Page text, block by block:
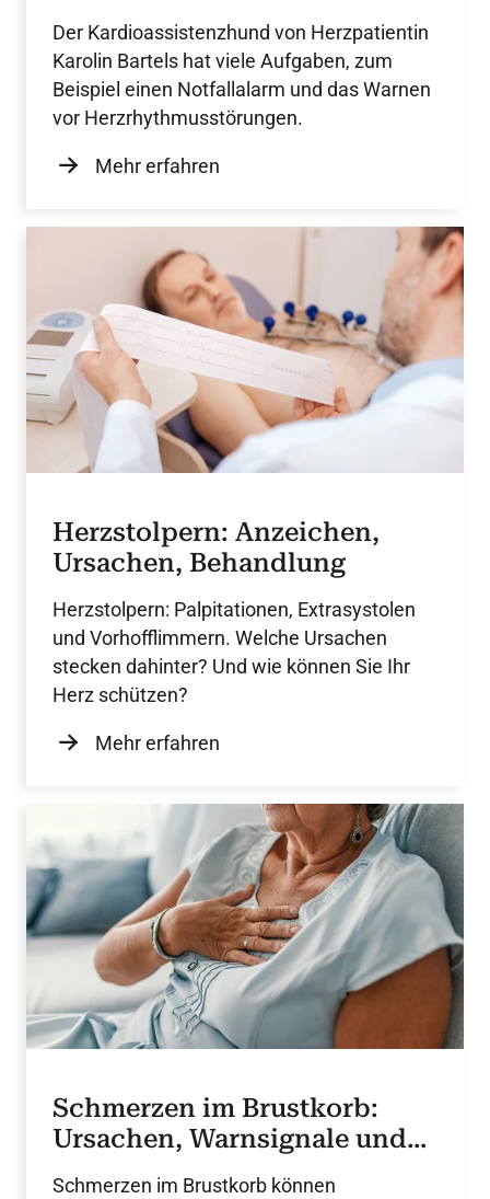
Der Kardioassistenzhund von Herzpatientin
Karolin Bartels hat viele Aufgaben, zum
Beispiel einen Notfallalarm und das Warnen
vor Herzrhythmusstörungen.
Mehr erfahren
Herzstolpern: Anzeichen,
Ursachen, Behandlung
Herzstolpern: Palpitationen, Extrasystolen
und Vorhofflimmern. Welche Ursachen
stecken dahinter? Und wie können Sie Ihr
Herz schützen?
Mehr erfahren
Schmerzen im Brustkorb:
Ursachen, Warnsignale und
ärztliche Hilfe
Schmerzen im Brustkorb können